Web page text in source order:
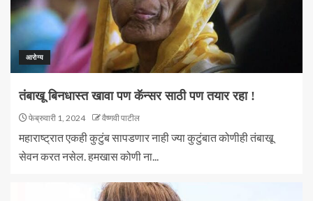
आरोग्य
तंबाखू बिनधास्त खावा पण कॅन्सर साठी पण तयार रहा !
फेब्रुवारी 1, 2024 वैष्णवी पाटील
महाराष्ट्रात एकही कुटुंब सापडणार नाही ज्या कुटुंबात कोणीही तंबाखू
सेवन करत नसेल. हमखास कोणी ना...